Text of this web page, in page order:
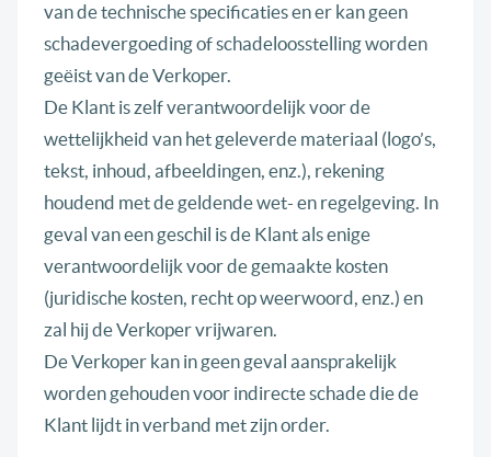
van de technische specificaties en er kan geen
schadevergoeding of schadeloosstelling worden
geëist van de Verkoper.
De Klant is zelf verantwoordelijk voor de
wettelijkheid van het geleverde materiaal (logo’s,
tekst, inhoud, afbeeldingen, enz.), rekening
houdend met de geldende wet- en regelgeving. In
geval van een geschil is de Klant als enige
verantwoordelijk voor de gemaakte kosten
(juridische kosten, recht op weerwoord, enz.) en
zal hij de Verkoper vrijwaren.
De Verkoper kan in geen geval aansprakelijk
worden gehouden voor indirecte schade die de
Klant lijdt in verband met zijn order.